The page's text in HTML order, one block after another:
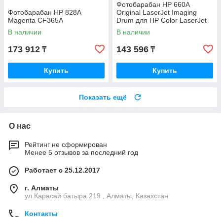
Фотобарабан HP 828A
Magenta CF365A
В наличии
173 912 ₸
Купить
Фотобарабан HP 660A
Original LaserJet Imaging
Drum для HP Color LaserJet
M751 W2004A
В наличии
143 596 ₸
Купить
Показать ещё
О нас
Рейтинг не сформирован
Менее 5 отзывов за последний год
Работает с 25.12.2017
г. Алматы
ул.Карасай батыра 219 , Алматы, Казахстан
Контакты